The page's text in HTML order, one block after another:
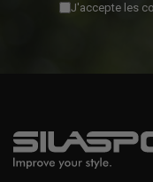
J'accepte les